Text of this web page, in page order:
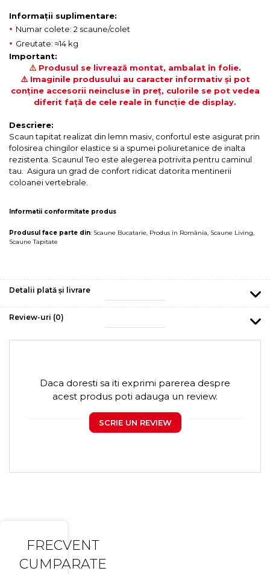
Informații suplimentare:
• Numar colete: 2 scaune/colet
• Greutate: ≈14 kg
Important:
⚠️Produsul se livrează montat, ambalat în folie.
⚠️ Imaginile produsului au caracter informativ și pot
conține accesorii neincluse în preț, culorile se pot vedea
diferit față de cele reale în funcție de display.
Descriere:
Scaun tapitat realizat din lemn masiv, confortul este asigurat prin
folosirea chingilor elastice si a spumei poliuretanice de inalta
rezistenta. Scaunul Teo este alegerea potrivita pentru caminul
tau. Asigura un grad de confort ridicat datorita mentinerii
coloanei vertebrale.
Informatii conformitate produs
Produsul face parte din: Scaune Bucatarie, Produs în România, Scaune Living,
Scaune Tapitate
Detalii plată și livrare
Review-uri (0)
Daca doresti sa iti exprimi parerea despre
acest produs poti adauga un review.
SCRIE UN REVIEW
FRECVENT
CUMPARATE